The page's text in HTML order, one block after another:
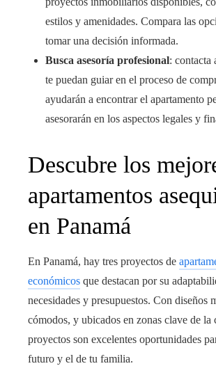
estilos y amenidades. Compara las
tomar una decisión informada.
Busca asesoría profesional: contacta
te puedan guiar en el proceso de
ayudarán a encontrar el apartamento
asesorarán en los aspectos legales y
Descubre los
apartamentos
en Panamá
En Panamá, hay tres proyectos de
económicos que destacan por su
necesidades y presupuestos. Con diseños
cómodos, y ubicados en zonas clave de la
proyectos son excelentes oportunidades
futuro y el de tu familia.